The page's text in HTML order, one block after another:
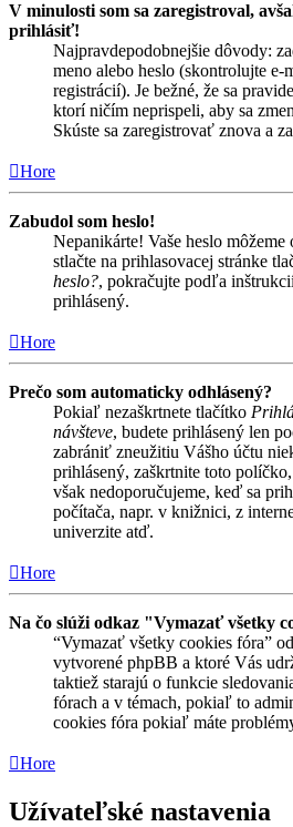
V minulosti som sa zaregistroval,
prihlásiť!
Najpravdepodobnejšie dôvody:
meno alebo heslo (skontrolujte
registrácií). Je bežné, že sa
ktorí ničím neprispeli, aby sa
Skúste sa zaregistrovať znova a
Hore
Zabudol som heslo!
Nepanikárte! Vaše heslo
stlačte na prihlasovacej stránke
heslo?, pokračujte podľa
prihlásený.
Hore
Prečo som automaticky odhlásený?
Pokiaľ nezaškrtnete tlačítko
návšteve, budete prihlásený len
zabrániť zneužitiu Vášho účtu
prihlásený, zaškrtnite toto
však nedoporučujeme, keď sa
počítača, napr. v knižnici, z
univerzite atď.
Hore
Na čo slúži odkaz "Vymazať všetky
“Vymazať všetky cookies fóra”
vytvorené phpBB a ktoré Vás
taktiež starajú o funkcie
fórach a v témach, pokiaľ to
cookies fóra pokiaľ máte
Hore
Užívateľské nastavenia